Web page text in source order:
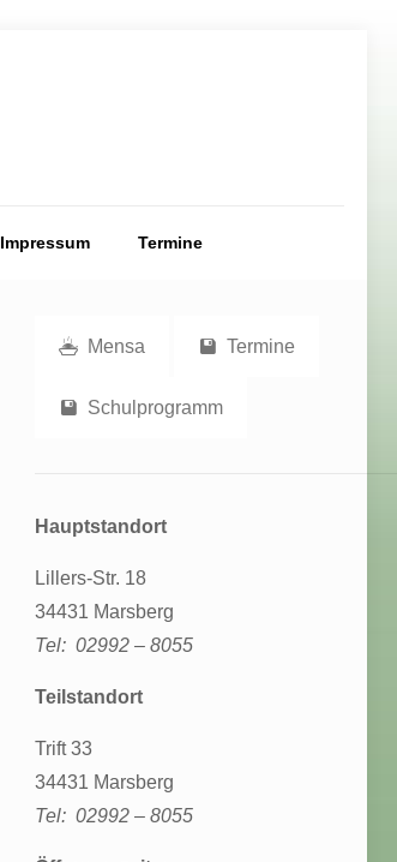
Impressum Termine
Mensa Termine
Schulprogramm
Hauptstandort
Lillers-Str. 18
34431 Marsberg
Tel: 02992 – 8055
Teilstandort
Trift 33
34431 Marsberg
Tel: 02992 – 8055